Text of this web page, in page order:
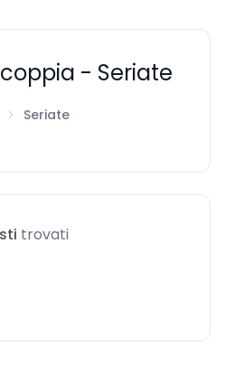
- Seriate
Seriate
trovati